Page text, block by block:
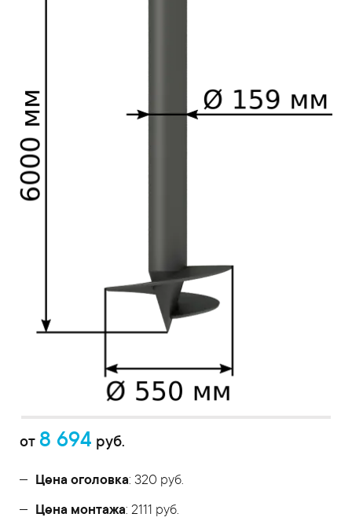
от 8 694 руб.
Цена оголовка: 320 руб.
Цена монтажа: 2111 руб.